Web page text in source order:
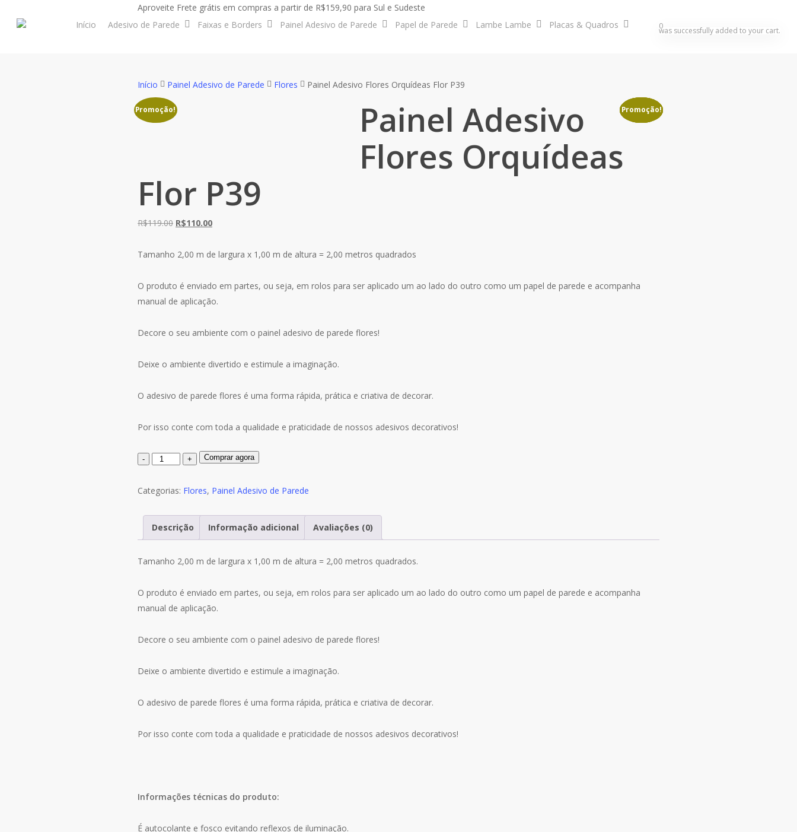
Aproveite Frete grátis em compras a partir de R$159,90 para Sul e Sudeste
Início
Adesivo de Parede Faixas e Borders Painel Adesivo de Parede Papel de Parede Lambe Lambe Placas & Quadros searchaccount
0
was successfully added to your cart.
Início Painel Adesivo de Parede Flores Painel Adesivo Flores Orquídeas Flor P39
Promoção!
Painel Adesivo
Flores Orquídeas
Flor P39
R$119.00 O
original
R$119.00.
R$110.00O
atual
R$110.00.
Tamanho 2,00 m de largura x 1,00 m de altura = 2,00 metros quadrados
O produto é enviado em partes, ou seja, em rolos para ser aplicado um ao lado do outro como um papel de parede e acompanha
manual de aplicação.
Decore o seu ambiente com o painel adesivo de parede flores!
Deixe o ambiente divertido e estimule a imaginação.
O adesivo de parede flores é uma forma rápida, prática e criativa de decorar.
Por isso conte com toda a qualidade e praticidade de nossos adesivos decorativos!
Quantidade
Painel
Flores
Orquídeas
P39
Comprar agora
Categorias: Flores, Painel Adesivo de Parede
Descrição Informação adicional Avaliações (0)
Tamanho 2,00 m de largura x 1,00 m de altura = 2,00 metros quadrados.
O produto é enviado em partes, ou seja, em rolos para ser aplicado um ao lado do outro como um papel de parede e acompanha
manual de aplicação.
Decore o seu ambiente com o painel adesivo de parede flores!
Deixe o ambiente divertido e estimule a imaginação.
O adesivo de parede flores é uma forma rápida, prática e criativa de decorar.
Por isso conte com toda a qualidade e praticidade de nossos adesivos decorativos!
Informações técnicas do produto:
É autocolante e fosco evitando reflexos de iluminação.
Promoção!
Promoção!
Promoção!
Promoção!